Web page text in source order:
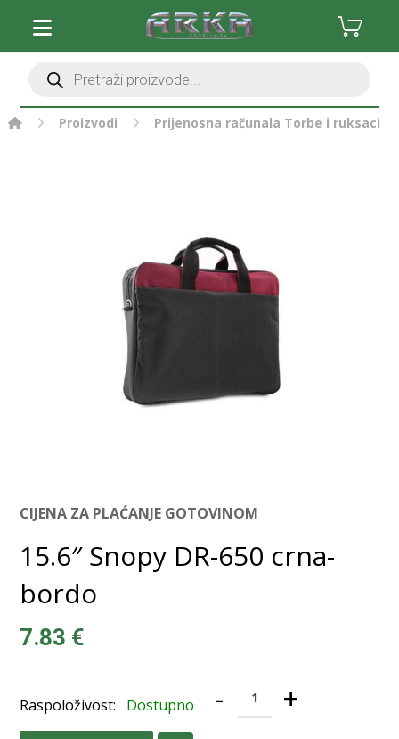
Proizvodi Prijenosna računala Torbe i ruksaci
CIJENA ZA PLAĆANJE GOTOVINOM
15.6″ Snopy DR-650 crna-
bordo
7.83 €
Raspoloživost: Dostupno - +